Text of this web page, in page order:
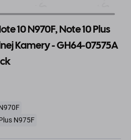
10 N970F, Note 10 Plus
Kamery - GH64-07575A
N975F